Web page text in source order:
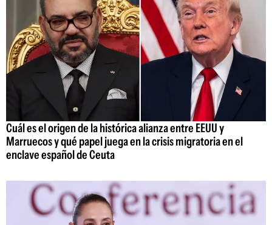
Cuál es el origen de la histórica alianza entre EEUU y
Marruecos y qué papel juega en la crisis migratoria en el
enclave español de Ceuta